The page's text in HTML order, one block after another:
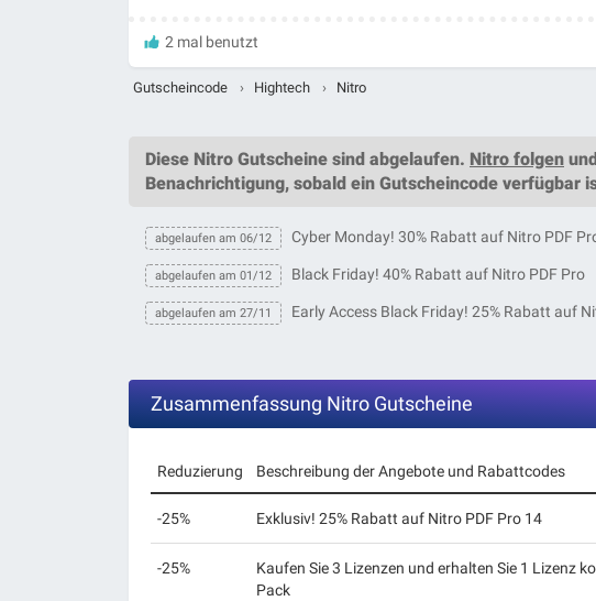
2 mal benutzt
Gutscheincode › Hightech › Nitro
Diese Nitro Gutscheine sind abgelaufen. Nitro folgen
Benachrichtigung, sobald ein Gutscheincode verfügbar
abgelaufen am 06/12 Cyber Monday! 30% Rabatt auf Nitro PDF
abgelaufen am 01/12 Black Friday! 40% Rabatt auf Nitro PDF Pro
abgelaufen am 27/11 Early Access Black Friday! 25% Rabatt auf
Zusammenfassung Nitro Gutscheine
Reduzierung Beschreibung der Angebote und Rabattcodes
-25% Exklusiv! 25% Rabatt auf Nitro PDF Pro 14
-25%
Kaufen Sie 3 Lizenzen und erhalten Sie 1 Lizenz
Pack